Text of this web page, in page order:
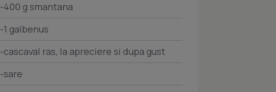
-400 g smantana
-1 galbenus
-cascaval ras, la apreciere si dupa gust
-sare